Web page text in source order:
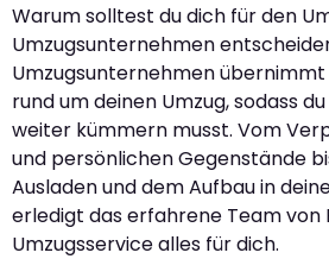
Warum solltest du dich für den
Umzugsunternehmen
Umzugsunternehmen
rund um deinen Umzug, sodass
weiter kümmern musst. Vom
und persönlichen Gegenstände
Ausladen und dem Aufbau in
erledigt das erfahrene Team von
Umzugsservice alles für dich.